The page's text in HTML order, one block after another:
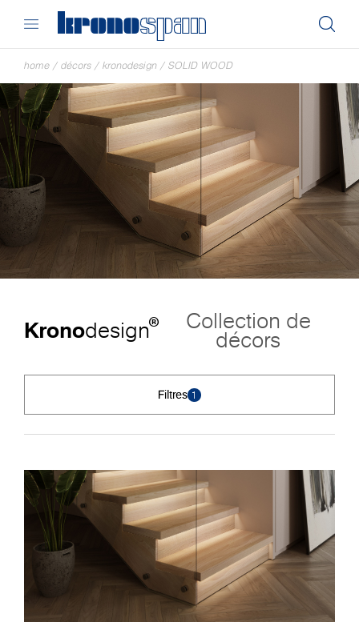
home / décors / kronodesign / SOLID WOOD
Kronodesign® Collection de
décors
Filtres 1